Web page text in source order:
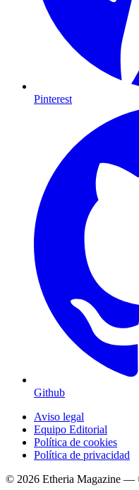
Pinterest
Github
Aviso legal
Equipo Editorial
Política de cookies
Política de privacidad
© 2026 Etheria Magazine —